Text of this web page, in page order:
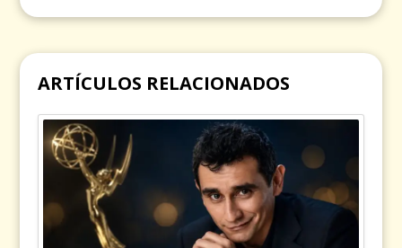
ARTÍCULOS RELACIONADOS